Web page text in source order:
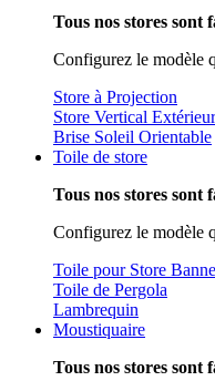
Tous nos stores sont
Configurez le modèle
Store à Projection
Store Vertical Extérieur
Brise Soleil Orientable
Toile de store
Tous nos stores sont
Configurez le modèle
Toile pour Store Banne
Toile de Pergola
Lambrequin
Moustiquaire
Tous nos stores sont